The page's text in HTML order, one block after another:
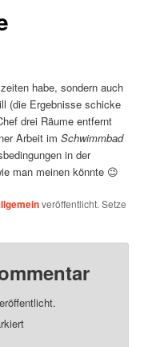
habe, sondern auch
(die Ergebnisse schicke
drei Räume entfernt
Arbeit imSchwimmbad
in der
man meinen könnte 😉
veröffentlicht. Setze